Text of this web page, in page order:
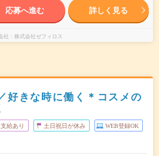
応募へ進む 詳しく見る
社 株式会社ゼフィロス
好きな時に働く＊コスメの
給あり 土日祝日が休み WEB登録OK